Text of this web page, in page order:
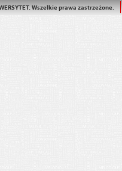
Wszelkie prawa zastrzeżone.